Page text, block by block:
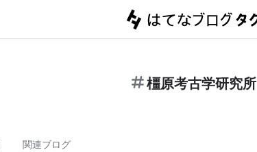
橿原考古学研究所
関連ブログ